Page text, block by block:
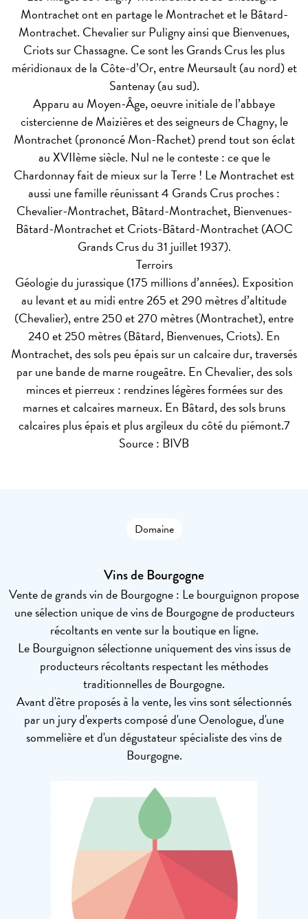
Montrachet ont en partage le Montrachet et le Bâtard-
Montrachet. Chevalier sur Puligny ainsi que Bienvenues,
Criots sur Chassagne. Ce sont les Grands Crus les plus
méridionaux de la Côte-d’Or, entre Meursault (au nord) et
Santenay (au sud).
Apparu au Moyen-Âge, oeuvre initiale de l’abbaye
cistercienne de Maizières et des seigneurs de Chagny, le
Montrachet (prononcé Mon-Rachet) prend tout son éclat
au XVIIème siècle. Nul ne le conteste : ce que le
Chardonnay fait de mieux sur la Terre ! Le Montrachet est
aussi une famille réunissant 4 Grands Crus proches :
Chevalier-Montrachet, Bâtard-Montrachet, Bienvenues-
Bâtard-Montrachet et Criots-Bâtard-Montrachet (AOC
Grands Crus du 31 juillet 1937).
Terroirs
Géologie du jurassique (175 millions d’années). Exposition
au levant et au midi entre 265 et 290 mètres d’altitude
(Chevalier), entre 250 et 270 mètres (Montrachet), entre
240 et 250 mètres (Bâtard, Bienvenues, Criots). En
Montrachet, des sols peu épais sur un calcaire dur, traversés
par une bande de marne rougeâtre. En Chevalier, des sols
minces et pierreux : rendzines légères formées sur des
marnes et calcaires marneux. En Bâtard, des sols bruns
calcaires plus épais et plus argileux du côté du piémont.7
Source : BIVB
Domaine
Vins de Bourgogne
Vente de grands vin de Bourgogne : Le bourguignon propose
une sélection unique de vins de Bourgogne de producteurs
récoltants en vente sur la boutique en ligne.
Le Bourguignon sélectionne uniquement des vins issus de
producteurs récoltants respectant les méthodes
traditionnelles de Bourgogne.
Avant d'être proposés à la vente, les vins sont sélectionnés
par un jury d'experts composé d'une Oenologue, d'une
sommelière et d'un dégustateur spécialiste des vins de
Bourgogne.